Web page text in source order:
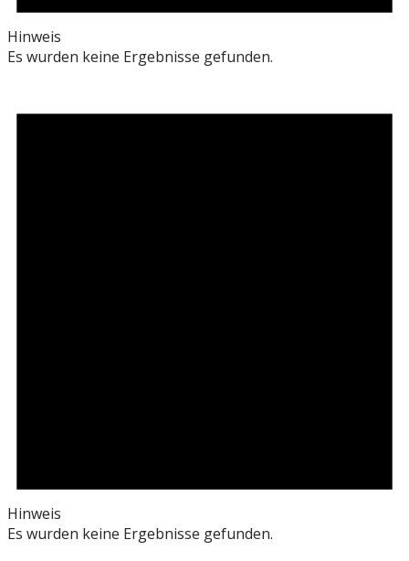
Hinweis
Es wurden keine Ergebnisse gefunden.
Hinweis
Es wurden keine Ergebnisse gefunden.